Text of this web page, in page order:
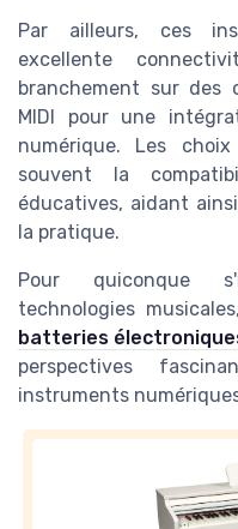
Par ailleurs, ces
excellente
branchement sur des
MIDI pour une
numérique. Les
souvent la
éducatives, aidant
la pratique.
Pour quiconque
technologies musicales,
batteries
perspectives
instruments